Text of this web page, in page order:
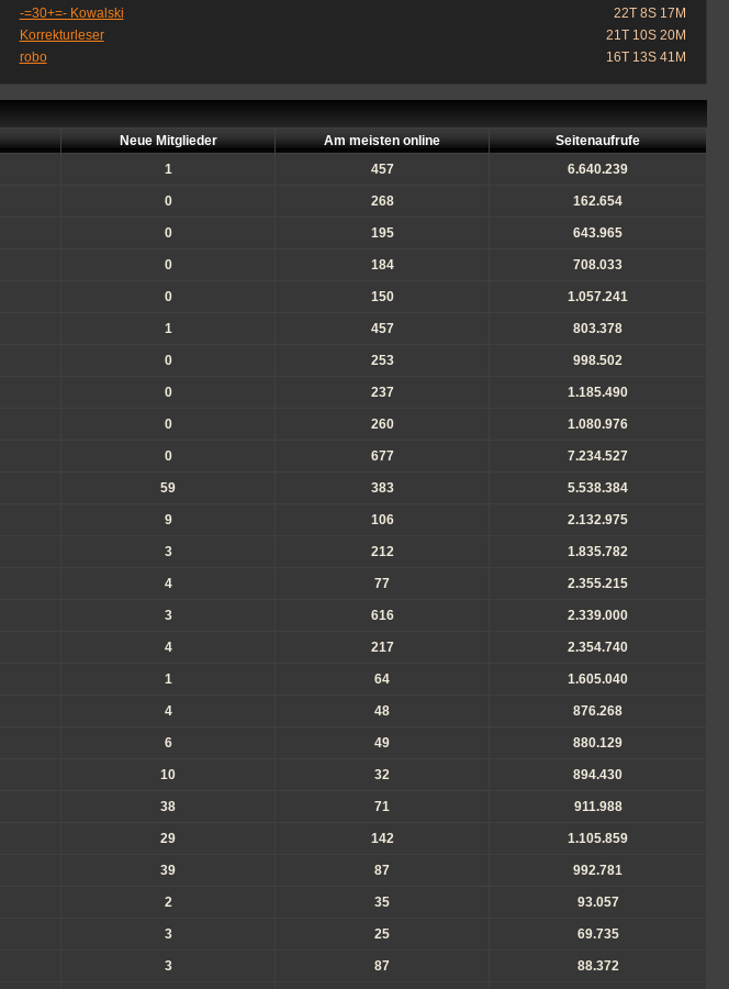
-=30+=- Kowalski
22T 8S 17M
Korrekturleser
21T 10S 20M
robo
16T 13S 41M
Neue Mitglieder Am meisten online Seitenaufrufe
1 457 6.640.239
0 268 162.654
0 195 643.965
0 184 708.033
0 150 1.057.241
1 457 803.378
0 253 998.502
0 237 1.185.490
0 260 1.080.976
0 677 7.234.527
59 383 5.538.384
9 106 2.132.975
3 212 1.835.782
4 77 2.355.215
3 616 2.339.000
4 217 2.354.740
1 64 1.605.040
4 48 876.268
6 49 880.129
10 32 894.430
38 71 911.988
29 142 1.105.859
39 87 992.781
2 35 93.057
3 25 69.735
3 87 88.372